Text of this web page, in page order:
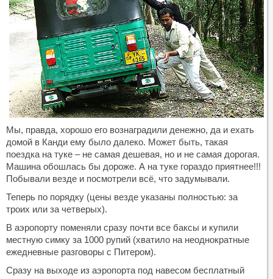
Мы, правда, хорошо его вознаградили денежно, да и ехать
домой в Канди ему было далеко. Может быть, такая
поездка на туке – не самая дешевая, но и не самая дорогая.
Машина обошлась бы дороже. А на туке гораздо приятнее!!!
Побывали везде и посмотрели всё, что задумывали.
Теперь по порядку (цены везде указаны полностью: за
троих или за четверых).
В аэропорту поменяли сразу почти все баксы и купили
местную симку за 1000 рупий (хватило на неоднократные
ежедневные разговоры с Питером).
Сразу на выходе из аэропорта под навесом бесплатный